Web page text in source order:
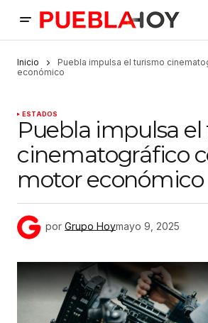
Inicio
Puebla impulsa el turismo
económico
ESTADOS
Puebla impulsa
cinematográfico
motor económico
por Grupo Hoymayo 9, 2025